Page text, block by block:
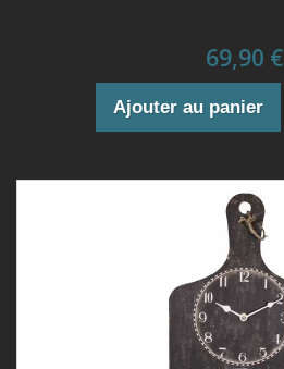
69,90 €
Ajouter au panier